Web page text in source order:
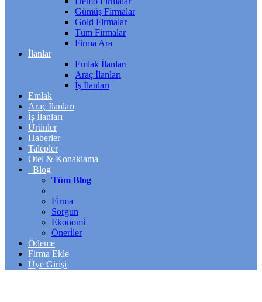
Gümüş Firmalar
Gold Firmalar
Tüm Firmalar
Firma Ara
İlanlar
Emlak İlanları
Araç İlanları
İş İlanları
Emlak
Araç İlanları
İş İlanları
Ürünler
Haberler
Talepler
Otel & Konaklama
Blog
Tüm Blog
Fi̇rma
Sorgun
Ekonomi̇
Öneri̇ler
Ödeme
Firma Ekle
Üye Girişi